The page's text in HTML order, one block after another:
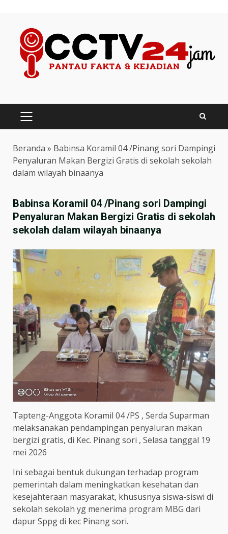
content
PRIMARY
MENU
Beranda » Babinsa Koramil 04 /Pinang sori Dampingi
Penyaluran Makan Bergizi Gratis di sekolah sekolah
dalam wilayah binaanya
Babinsa Koramil 04 /Pinang sori Dampingi
Penyaluran Makan Bergizi Gratis di sekolah
sekolah dalam wilayah binaanya
Tapteng-Anggota Koramil 04 /PS , Serda Suparman
melaksanakan pendampingan penyaluran makan
bergizi gratis, di Kec. Pinang sori , Selasa tanggal 19
mei 2026
Ini sebagai bentuk dukungan terhadap program
pemerintah dalam meningkatkan kesehatan dan
kesejahteraan masyarakat, khususnya siswa-siswi di
sekolah sekolah yg menerima program MBG dari
dapur Sppg di kec Pinang sori.